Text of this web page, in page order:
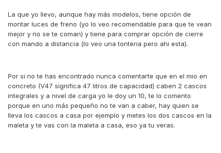
La que yo llevo, aunque hay más modelos, tiene opción de
montar luces de freno (yo lo veo recomendable para que te vean
mejor y no se te coman) y tiene para comprar opción de cierre
con mando a distancia (lo veo una tonteria pero ahi esta).
Por si no te has encontrado nunca comentarte que en el mio en
concreto (V47 significa 47 litros de capacidad) caben 2 cascos
integrales y a nivel de carga yo le doy un 10, te lo comento
porque en uno más pequeño no te van a caber, hay quien se
lleva los cascos a casa por ejemplo y metes los dos cascos en la
maleta y te vas con la maleta a casa, eso ya tu veras.